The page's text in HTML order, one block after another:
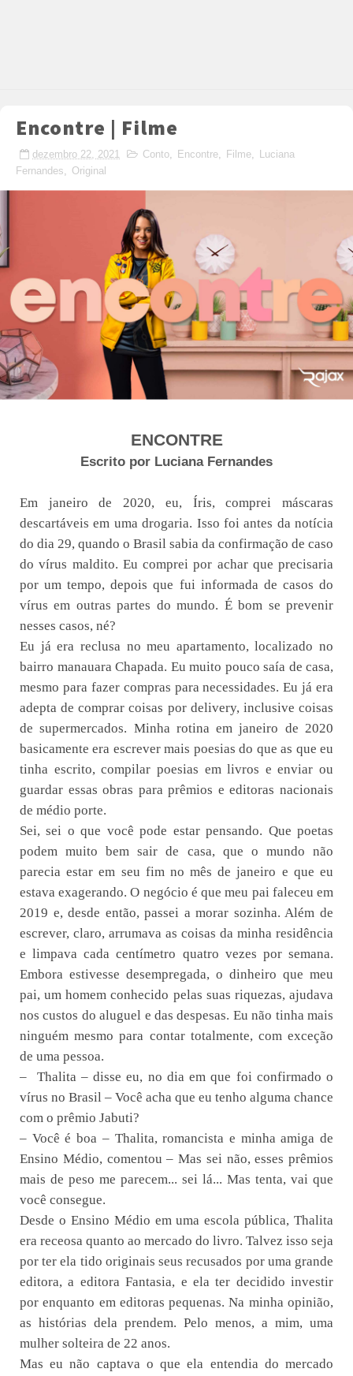
Encontre | Filme
dezembro 22, 2021 Conto, Encontre, Filme, Luciana
Fernandes, Original
ENCONTRE
Escrito por Luciana Fernandes
Em janeiro de 2020, eu, Íris, comprei máscaras
descartáveis em uma drogaria. Isso foi antes da notícia
do dia 29, quando o Brasil sabia da confirmação de caso
do vírus maldito. Eu comprei por achar que precisaria
por um tempo, depois que fui informada de casos do
vírus em outras partes do mundo. É bom se prevenir
nesses casos, né?
Eu já era reclusa no meu apartamento, localizado no
bairro manauara Chapada. Eu muito pouco saía de casa,
mesmo para fazer compras para necessidades. Eu já era
adepta de comprar coisas por delivery, inclusive coisas
de supermercados. Minha rotina em janeiro de 2020
basicamente era escrever mais poesias do que as que eu
tinha escrito, compilar poesias em livros e enviar ou
guardar essas obras para prêmios e editoras nacionais
de médio porte.
Sei, sei o que você pode estar pensando. Que poetas
podem muito bem sair de casa, que o mundo não
parecia estar em seu fim no mês de janeiro e que eu
estava exagerando. O negócio é que meu pai faleceu em
2019 e, desde então, passei a morar sozinha. Além de
escrever, claro, arrumava as coisas da minha residência
e limpava cada centímetro quatro vezes por semana.
Embora estivesse desempregada, o dinheiro que meu
pai, um homem conhecido pelas suas riquezas, ajudava
nos custos do aluguel e das despesas. Eu não tinha mais
ninguém mesmo para contar totalmente, com exceção
de uma pessoa.
– Thalita – disse eu, no dia em que foi confirmado o
vírus no Brasil – Você acha que eu tenho alguma chance
com o prêmio Jabuti?
– Você é boa – Thalita, romancista e minha amiga de
Ensino Médio, comentou – Mas sei não, esses prêmios
mais de peso me parecem... sei lá... Mas tenta, vai que
você consegue.
Desde o Ensino Médio em uma escola pública, Thalita
era receosa quanto ao mercado do livro. Talvez isso seja
por ter ela tido originais seus recusados por uma grande
editora, a editora Fantasia, e ela ter decidido investir
por enquanto em editoras pequenas. Na minha opinião,
as histórias dela prendem. Pelo menos, a mim, uma
mulher solteira de 22 anos.
Mas eu não captava o que ela entendia do mercado